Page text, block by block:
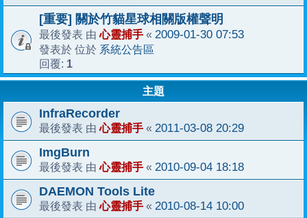
[重要] 關於竹貓星球相關版權聲明
最後發表 由心靈捕手 « 2009-01-30 07:53
發表於 位於 系統公告區
回覆: 1
主題
InfraRecorder
最後發表 由心靈捕手 « 2011-03-08 20:29
ImgBurn
最後發表 由心靈捕手 « 2010-09-04 18:18
DAEMON Tools Lite
最後發表 由心靈捕手 « 2010-08-14 10:00